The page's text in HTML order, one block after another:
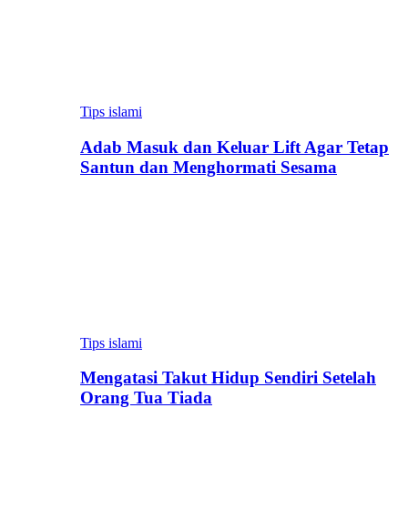
Tips islami
Adab Masuk dan Keluar Lift Agar Tetap
Santun dan Menghormati Sesama
Tips islami
Mengatasi Takut Hidup Sendiri Setelah
Orang Tua Tiada